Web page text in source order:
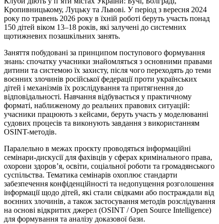
Кропивницькому, Луцьку та Львові. У період з вересня 2024
року по травень 2026 року в їхній роботі беруть участь понад
150 дітей віком 13–18 років, які залучені до системних
щотижневих позашкільних занять.
Заняття побудовані за принципом поступового формування
знань: спочатку учасники знайомляться з основними правами
дитини та системою їх захисту, після чого переходять до теми
воєнних злочинів російської федерації проти українських
дітей і механізмів їх розслідування та притягнення до
відповідальності. Навчання відбувається у практичному
форматі, наближеному до реальних правових ситуацій:
учасники працюють з кейсами, беруть участь у моделюванні
судових процесів та виконують завдання з використанням
OSINT-методів.
Паралельно в межах проєкту проводяться інформаційні
семінари-дискусії для фахівців у сферах кримінального права,
охорони здоров’я, освіти, соціальної роботи та громадянського
суспільства. Тематика семінарів охоплює стандарти
забезпечення конфіденційності та недопущення розголошення
інформації щодо дітей, які стали свідками або постраждали від
воєнних злочинів, а також застосування методів розслідування
на основі відкритих джерел (OSINT / Open Source Intelligence)
для формування та аналізу доказової бази.